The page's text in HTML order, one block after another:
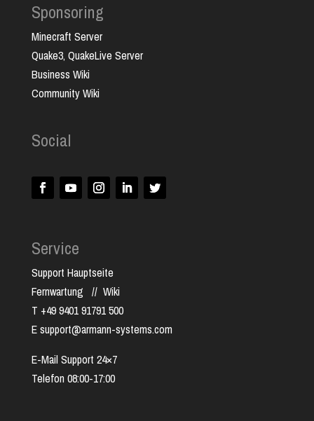
Sponsoring
Minecraft Server
Quake3, QuakeLive Server
Business Wiki
Community Wiki
Social
Service
Support Hauptseite
Fernwartung // Wiki
T +49 9401 91791 500
E support@armann-systems.com
E-Mail Support 24×7
Telefon 08:00-17:00